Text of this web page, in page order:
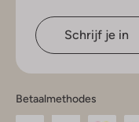
Schrijf je in
Betaalmethodes